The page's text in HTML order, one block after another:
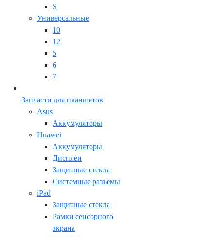
S
Универсальные
10
12
5
6
7
Запчасти для планшетов
Asus
Аккумуляторы
Huawei
Аккумуляторы
Дисплеи
Защитные стекла
Системные разъемы
iPad
Защитные стекла
Рамки сенсорного
экрана